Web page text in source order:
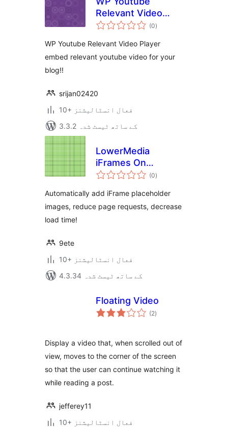
Relevant Video
Player
(0مجموعی
درجہ
)
WP Youtube Relevant Video Player
embed relevant youtube video for your
blog!!
srijan02420
10+ فعال انسٹالیشنز
3.3.2 کے ساتھ ٹیسٹ شدہ
LowerMedia
iFrames On
Demand
(0مجموعی
درجہ
)
Automatically add iFrame placeholder
images, reduce page requests, decrease
load time!
9ete
10+ فعال انسٹالیشنز
4.3.34 کے ساتھ ٹیسٹ شدہ
Floating Video
(2مجموعی
درجہ
)
Display a video that, when scrolled out of
view, moves to the corner of the screen
so that the user can continue watching it
while reading a post.
jefferey11
10+ فعال انسٹالیشنز